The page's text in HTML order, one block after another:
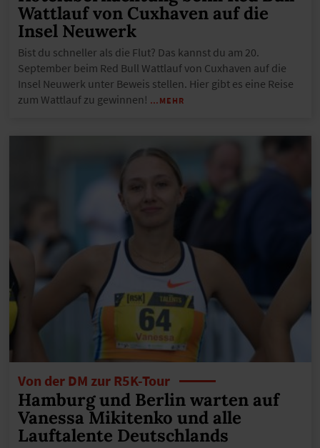
Wattlauf von Cuxhaven auf die
Insel Neuwerk
Bist du schneller als die Flut? Das kannst du am 20.
September beim Red Bull Wattlauf von Cuxhaven auf die
Insel Neuwerk unter Beweis stellen. Hier gibt es eine Reise
zum Wattlauf zu gewinnen! …MEHR
Von der DM zur R5K-Tour
Hamburg und Berlin warten auf
Vanessa Mikitenko und alle
Lauftalente Deutschlands